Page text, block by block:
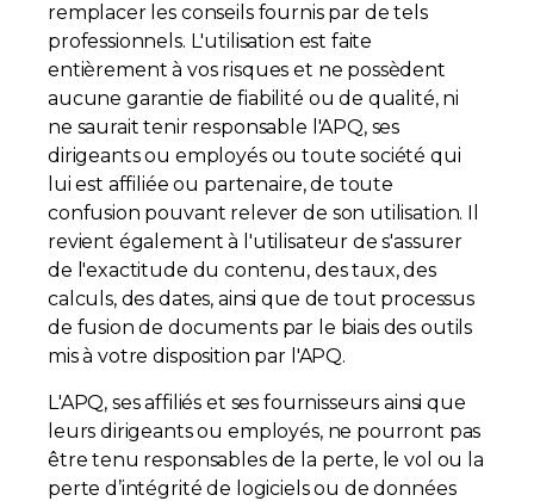
remplacer les conseils fournis par de tels
professionnels. L'utilisation est faite
entièrement à vos risques et ne possèdent
aucune garantie de fiabilité ou de qualité, ni
ne saurait tenir responsable l'APQ, ses
dirigeants ou employés ou toute société qui
lui est affiliée ou partenaire, de toute
confusion pouvant relever de son utilisation. Il
revient également à l'utilisateur de s'assurer
de l'exactitude du contenu, des taux, des
calculs, des dates, ainsi que de tout processus
de fusion de documents par le biais des outils
mis à votre disposition par l'APQ.
L'APQ, ses affiliés et ses fournisseurs ainsi que
leurs dirigeants ou employés, ne pourront pas
être tenu responsables de la perte, le vol ou la
perte d’intégrité de logiciels ou de données